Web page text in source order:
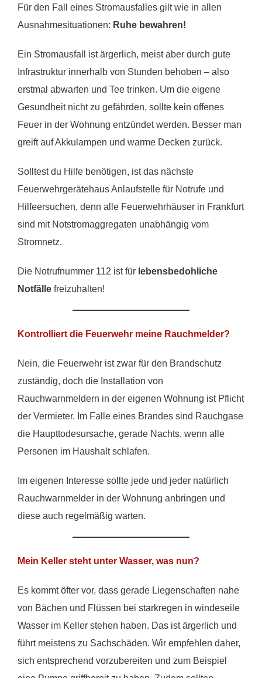
Für den Fall eines Stromausfalles gilt wie in allen
Ausnahmesituationen: Ruhe bewahren!
Ein Stromausfall ist ärgerlich, meist aber durch gute
Infrastruktur innerhalb von Stunden behoben – also
erstmal abwarten und Tee trinken. Um die eigene
Gesundheit nicht zu gefährden, sollte kein offenes
Feuer in der Wohnung entzündet werden. Besser man
greift auf Akkulampen und warme Decken zurück.
Solltest du Hilfe benötigen, ist das nächste
Feuerwehrgerätehaus Anlaufstelle für Notrufe und
Hilfeersuchen, denn alle Feuerwehrhäuser in Frankfurt
sind mit Notstromaggregaten unabhängig vom
Stromnetz.
Die Notrufnummer 112 ist für lebensbedohliche
Notfälle freizuhalten!
Kontrolliert die Feuerwehr meine Rauchmelder?
Nein, die Feuerwehr ist zwar für den Brandschutz
zuständig, doch die Installation von
Rauchwarnmeldern in der eigenen Wohnung ist Pflicht
der Vermieter. Im Falle eines Brandes sind Rauchgase
die Haupttodesursache, gerade Nachts, wenn alle
Personen im Haushalt schlafen.
Im eigenen Interesse sollte jede und jeder natürlich
Rauchwarnmelder in der Wohnung anbringen und
diese auch regelmäßig warten.
Mein Keller steht unter Wasser, was nun?
Es kommt öfter vor, dass gerade Liegenschaften nahe
von Bächen und Flüssen bei starkregen in windeseile
Wasser im Keller stehen haben. Das ist ärgerlich und
führt meistens zu Sachschäden. Wir empfehlen daher,
sich entsprechend vorzubereiten und zum Beispiel